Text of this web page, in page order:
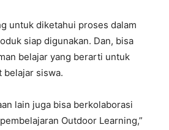
untuk diketahui proses dalam
siap digunakan. Dan, bisa
belajar yang berarti untuk
belajar siswa.
lain juga bisa berkolaborasi
Outdoor Learning,”